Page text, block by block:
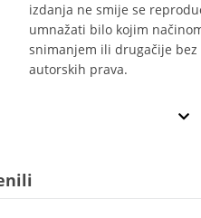
izdanja ne smije se
umnažati bilo kojim
snimanjem ili drugačije
autorskih prava.